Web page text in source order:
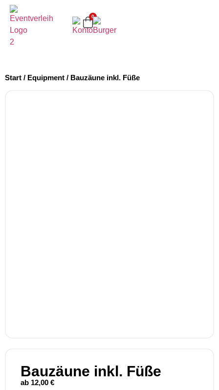
0
Start / Equipment / Bauzäune inkl. Füße
Bauzäune inkl. Füße
ab 12,00 €